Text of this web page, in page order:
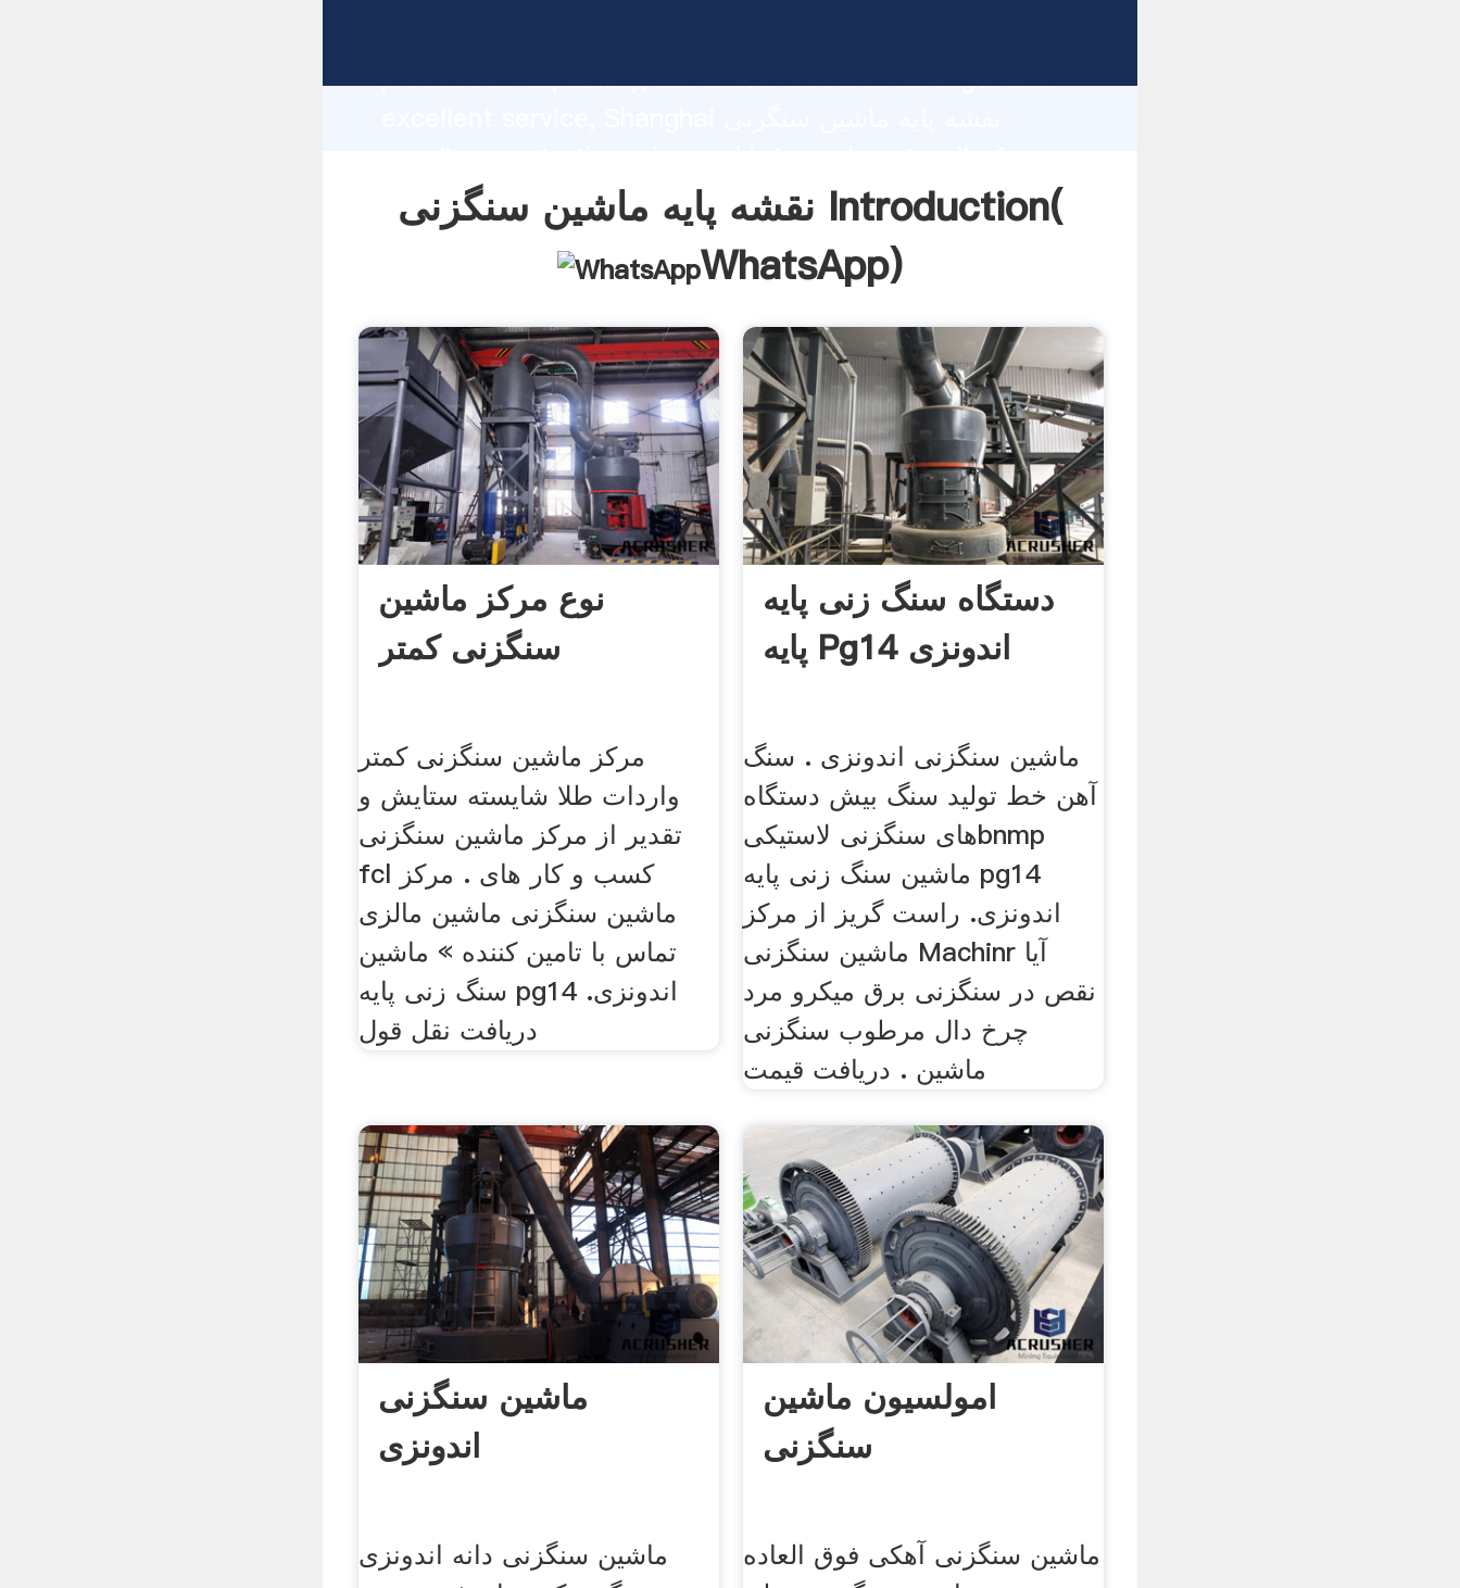
production capability, advanced research strength and
customers.
نقشه پایه ماشین سنگزنی Introduction(
WhatsApp)
نوع مرکز ماشین
سنگزنی کمتر
مرکز ماشین سنگزنی کمتر
واردات طلا شایسته ستایش و
تقدیر از مرکز ماشین سنگزنی
fcl کسب و کار های . مرکز
ماشین سنگزنی ماشین مالزی
تماس با تامین کننده » ماشین
سنگ زنی پایه pg14 اندونزی.
دریافت نقل قول
دستگاه سنگ زنی پایه
پایه Pg14 اندونزی
ماشین سنگزنی اندونزی . سنگ
آهن خط تولید سنگ بیش دستگاه
های سنگزنی لاستیکیbnmp
ماشین سنگ زنی پایه pg14
اندونزی. راست گریز از مرکز
ماشین سنگزنی Machinr آیا
نقص در سنگزنی برق میکرو مرد
چرخ دال مرطوب سنگزنی
ماشین . دریافت قیمت
ماشین سنگزنی
اندونزی
ماشین سنگزنی دانه اندونزی
امولسیون ماشین
سنگزنی
ماشین سنگزنی آهکی فوق العاده